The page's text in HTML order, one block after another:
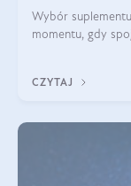
Wybór
momentu, gdy
zawierać suplement?
CZYTAJ